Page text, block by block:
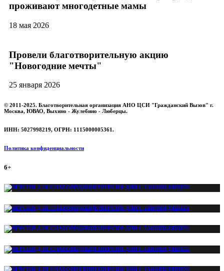
проживают многодетные мамы
18 мая 2026
Провели благотворительную акцию
"Новогодние мечты"
25 января 2026
© 2011-2025. Благотворительная организация АНО ЦСИ "Гражданский Вызов" г.
Москва, ЮВАО, Выхино - Жулебино - Люберцы.
ИНН: 5027998219, ОГРН: 1115000005361.
Политика конфиденциальности
6+
ВЕРСИЯ ДЛЯ СЛАБОВИДЯЩИХ
ВЕРСИЯ ДЛЯ СЛАБОВИДЯЩИХ
ВЕРСИЯ ДЛЯ СЛАБОВИДЯЩИХ
ВЕРСИЯ ДЛЯ СЛАБОВИДЯЩИХ
ВЕРСИЯ ДЛЯ СЛАБОВИДЯЩИХ